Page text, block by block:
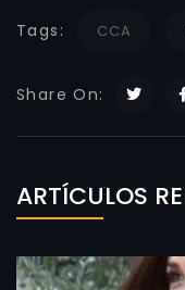
Tags: CCA
Share On:
ARTÍCULOS